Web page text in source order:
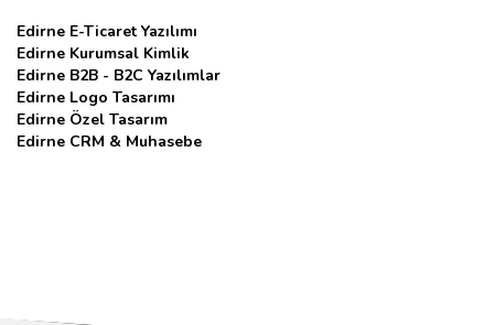
Edirne E-Ticaret Yazılımı
Edirne Kurumsal Kimlik
Edirne B2B - B2C Yazılımlar
Edirne Logo Tasarımı
Edirne Özel Tasarım
Edirne CRM & Muhasebe